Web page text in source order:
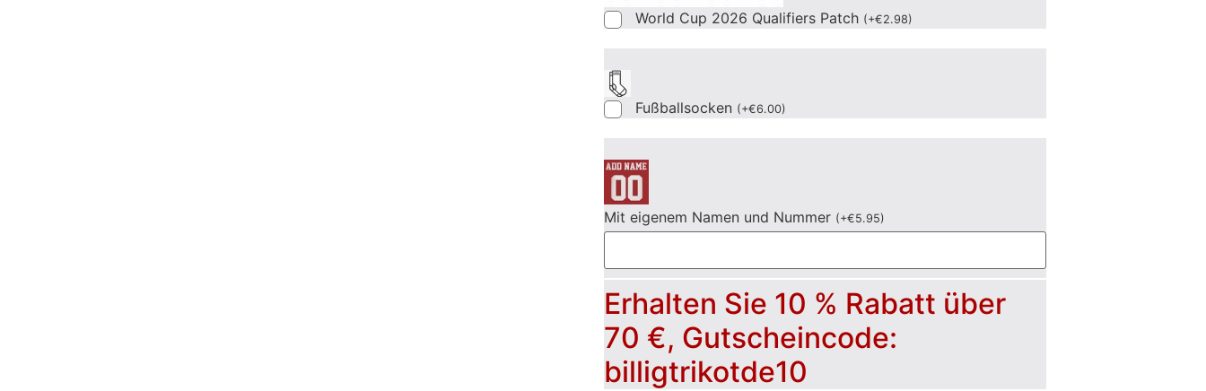
World Cup 2026 Qualifiers Patch (+€2.98)
Fußballsocken (+€6.00)
Mit eigenem Namen und Nummer (+€5.95)
Erhalten Sie 10 % Rabatt über
70 €, Gutscheincode:
billigtrikotde10